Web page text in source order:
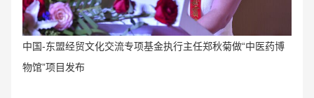
中国-东盟经贸文化交流专项基金执行主任郑秋菊做“中医药博
物馆”项目发布